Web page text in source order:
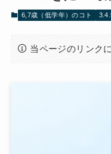
6,7歳（低学年）のコト
当ページのリンク